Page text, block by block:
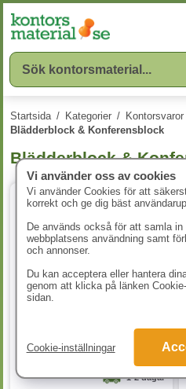
Startsida / Kategorier / Kontorsvaror
Blädderblock & Konferensblock
Blädderblock &
2 varianter
59x80cm 60g rutat/olinjerat
1-2 dagar
Vi använder oss av cookies
Vi använder Cookies för att
korrekt och ge dig bäst
De används också för att samla
webbplatsens användning samt
och annonser.
Du kan acceptera eller hantera
genom att klicka på länken
sidan.
Cookie-inställningar